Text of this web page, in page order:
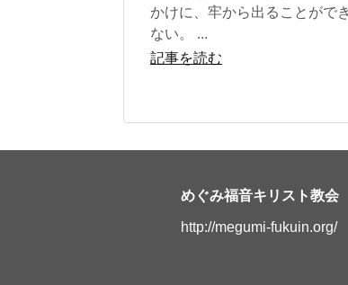
かけに、牢から出ることがで
ない。 ...
記事を読む
めぐみ福音キリスト教会
http://megumi-fukuin.org/